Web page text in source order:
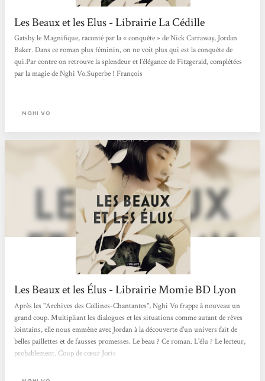
Les Beaux et les Elus - Librairie La Cédille
Gatsby le Magnifique, raconté par la « conquête » de Nick Carraway, Jordan
Baker. Dans ce roman plus féminin, on ne voit plus qui est la conquête de
qui.Par contre on retrouve la splendeur et l’élégance de Fitzgerald, complétées
par la magie de Nghi Vo.Superbe ! François
NGHI VO
Les Beaux et les Élus - Librairie Momie BD Lyon
Après les "Archives des Collines-Chantantes", Nghi Vo frappe à nouveau un
grand coup. Multipliant les dialogues et les situations comme autant de rêves
lointains, elle nous emmène avec Jordan à la découverte d'un univers fait de
belles paillettes et de fausses promesses. Le beau ? Ce roman. L'élu ? Le lecteur,
probablement. Coup de cœur Joris